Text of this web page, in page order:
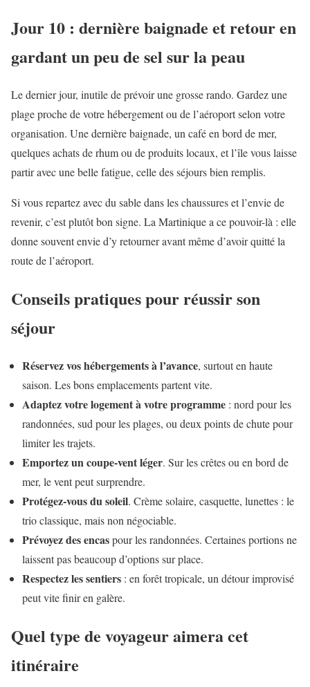
Jour 10 : dernière baignade et retour en
gardant un peu de sel sur la peau
Le dernier jour, inutile de prévoir une grosse rando. Gardez une
plage proche de votre hébergement ou de l’aéroport selon votre
organisation. Une dernière baignade, un café en bord de mer,
quelques achats de rhum ou de produits locaux, et l’île vous laisse
partir avec une belle fatigue, celle des séjours bien remplis.
Si vous repartez avec du sable dans les chaussures et l’envie de
revenir, c’est plutôt bon signe. La Martinique a ce pouvoir-là : elle
donne souvent envie d’y retourner avant même d’avoir quitté la
route de l’aéroport.
Conseils pratiques pour réussir son
séjour
Réservez vos hébergements à l’avance, surtout en haute
saison. Les bons emplacements partent vite.
Adaptez votre logement à votre programme : nord pour les
randonnées, sud pour les plages, ou deux points de chute pour
limiter les trajets.
Emportez un coupe-vent léger. Sur les crêtes ou en bord de
mer, le vent peut surprendre.
Protégez-vous du soleil. Crème solaire, casquette, lunettes : le
trio classique, mais non négociable.
Prévoyez des encaspour les randonnées. Certaines portions ne
laissent pas beaucoup d’options sur place.
Respectez les sentiers : en forêt tropicale, un détour improvisé
peut vite finir en galère.
Quel type de voyageur aimera cet
itinéraire